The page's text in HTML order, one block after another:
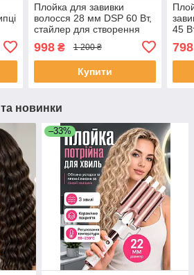
Плойка для завивки
волосся 28 мм DSP 60 Вт,
стайлер для створення
покриттям, DSP-20109
998₴ 1 200 ₴
Купити
45
798
та новинки
–33%